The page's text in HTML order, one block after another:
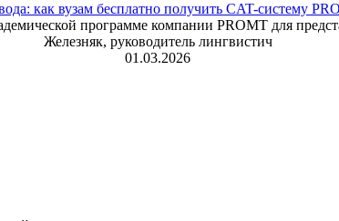
как вузам бесплатно получить CAT-систему
программе компании PROMT для
Железняк, руководитель лингвистич
01.03.2026